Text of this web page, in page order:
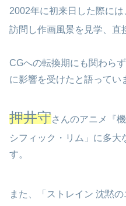
2002年に初来日した際には
訪問し作画風景を見学、直
CGへの転換期にも関わら
に影響を受けたと語ってい
押井守さんのアニメ『
シフィック・リム」に多大
す。
また、「ストレイン 沈黙